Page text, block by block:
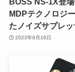
MDPテクノロジ
たノイズサプレッ
2023年9月16日